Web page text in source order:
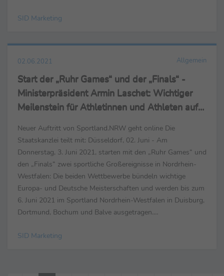
SID Marketing
02.06.2021 Allgemein
Start der „Ruhr Games“ und der „Finals“ -
Ministerpräsident Armin Laschet: Wichtiger
Meilenstein für Athletinnen und Athleten auf
Neuer Auftritt von Sportland.NRW geht online Die
Staatskanzlei teilt mit: Düsseldorf, 02. Juni - Am
Donnerstag, 3. Juni 2021, starten mit den „Ruhr Games“ und
den „Finals“ zwei sportliche Großereignisse in Nordrhein-
Westfalen: Die beiden Wettbewerbe bündeln wichtige
Europa- und Deutsche Meisterschaften und werden bis zum
6. Juni 2021 im Sportland Nordrhein-Westfalen in Duisburg,
Dortmund, Bochum und Balve ausgetragen.
Westfalen ist ...
SID Marketing